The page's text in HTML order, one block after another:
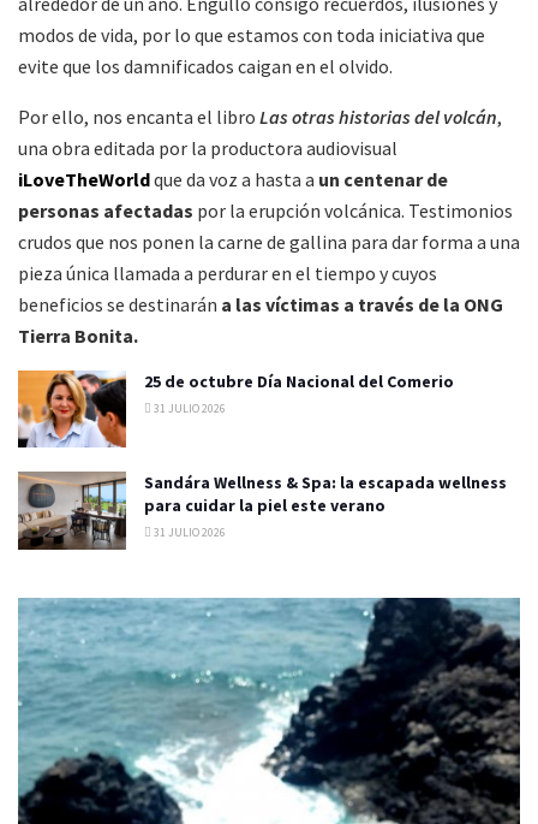
modos de vida, por lo que estamos con toda iniciativa que
evite que los damnificados caigan en el olvido.
Por ello, nos encanta el libro Las otras historias del volcán,
una obra editada por la productora audiovisual
iLoveTheWorldque da voz a hasta a un centenar de
personas afectadas por la erupción volcánica. Testimonios
crudos que nos ponen la carne de gallina para dar forma a una
pieza única llamada a perdurar en el tiempo y cuyos
beneficios se destinarán a las víctimas a través de la ONG
Tierra Bonita.
25 de octubre Día Nacional del Comerio
31 JULIO 2026
Sandára Wellness & Spa: la escapada wellness
para cuidar la piel este verano
31 JULIO 2026